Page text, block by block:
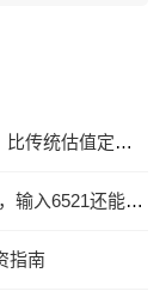
周期锚定定投如何用牛熊高度判断加仓时机，比传统估值定投准多少
基金亏20%？用盈米启明星3步自动摊薄成本，输入6521还能1折加仓
指南